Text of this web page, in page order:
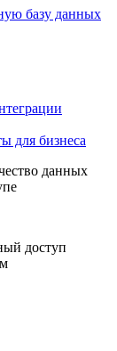
базу данных
для бизнеса
данных
доступ